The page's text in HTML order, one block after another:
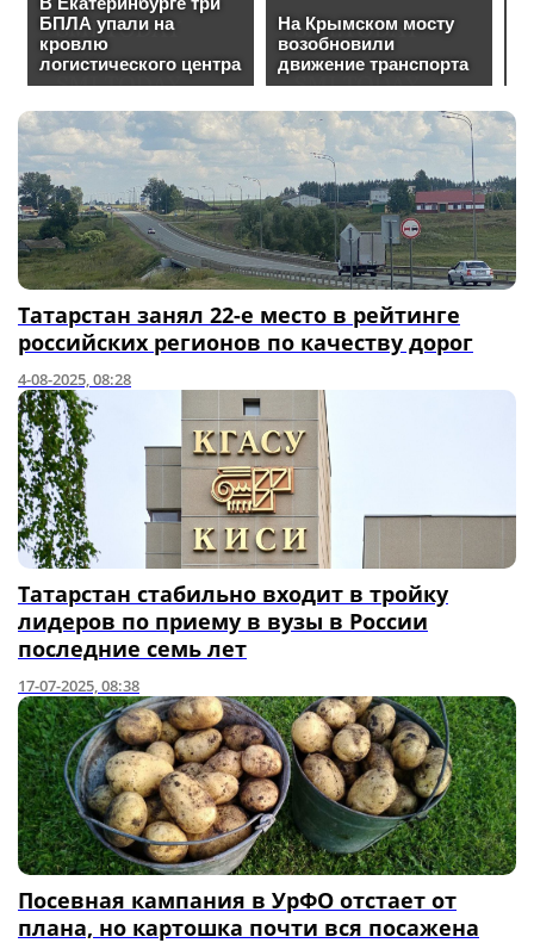
Татарстан занял 22-е место в рейтинге
российских регионов по качеству дорог
4-08-2025, 08:28
Татарстан стабильно входит в тройку
лидеров по приему в вузы в России
последние семь лет
17-07-2025, 08:38
Посевная кампания в УрФО отстает от
плана, но картошка почти вся посажена